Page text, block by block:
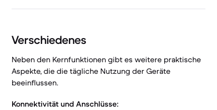
Verschiedenes
Neben den Kernfunktionen gibt es weitere praktische
Aspekte, die die tägliche Nutzung der Geräte
beeinflussen.
Konnektivität und Anschlüsse: